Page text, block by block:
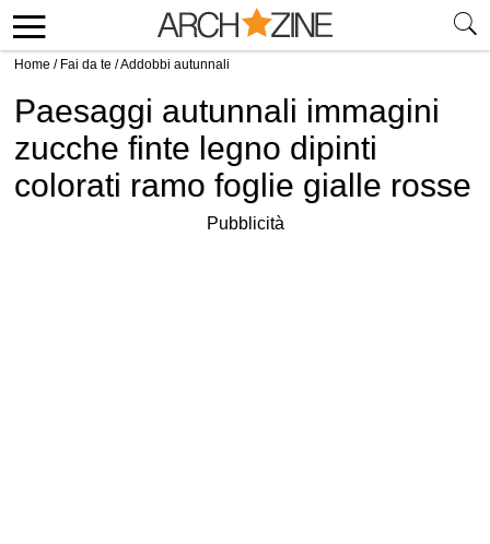
Home / Fai da te /Addobbi autunnali
Paesaggi autunnali immagini
zucche finte legno dipinti
colorati ramo foglie gialle rosse
Pubblicità